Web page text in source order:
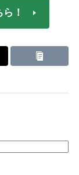
しいのに、
記事を拝見い
！